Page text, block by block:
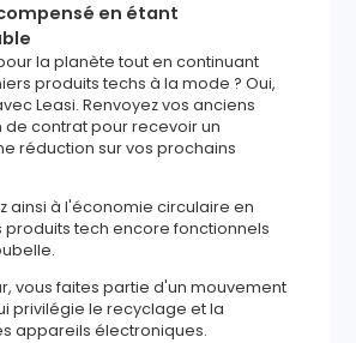
en étant
la planète tout en continuant
produits techs à la mode ? Oui,
Leasi. Renvoyez vos anciens
de contrat pour recevoir un
réduction sur vos prochains
ainsi à l'économie circulaire en
produits tech encore fonctionnels
vous faites partie d'un mouvement
privilégie le recyclage et la
appareils électroniques.